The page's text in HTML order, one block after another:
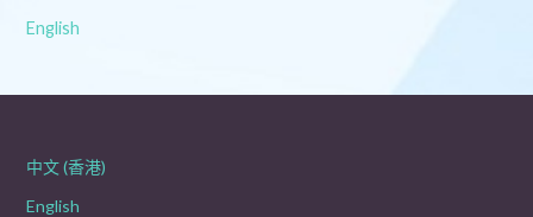
English
中文 (香港)
English